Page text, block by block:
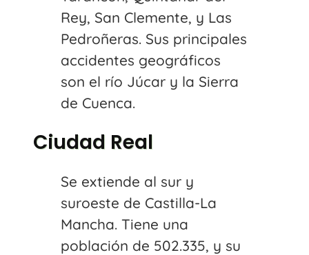
Rey, San Clemente, y Las
Pedroñeras. Sus principales
accidentes geográficos
son el río Júcar y la Sierra
de Cuenca.
Ciudad Real
Se extiende al sur y
suroeste de Castilla-La
Mancha. Tiene una
población de 502.335, y su